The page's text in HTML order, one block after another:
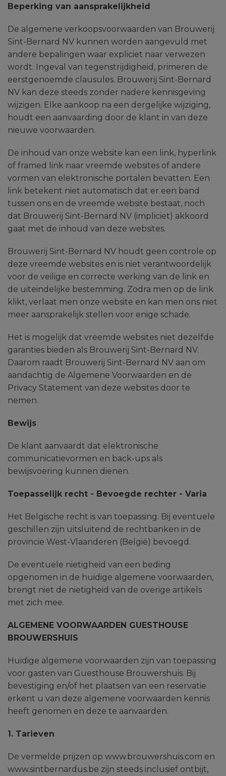
Beperking van aansprakelijkheid
De algemene verkoopsvoorwaarden van Brouwerij
Sint-Bernard NV kunnen worden aangevuld met
andere bepalingen waar expliciet naar verwezen
wordt. Ingeval van tegenstrijdigheid, primeren de
eerstgenoemde clausules. Brouwerij Sint-Bernard
NV kan deze steeds zonder nadere kennisgeving
wijzigen. Elke aankoop na een dergelijke wijziging,
houdt een aanvaarding door de klant in van deze
nieuwe voorwaarden.
De inhoud van onze website kan een link, hyperlink
of framed link naar vreemde websites of andere
vormen van elektronische portalen bevatten. Een
link betekent niet automatisch dat er een band
tussen ons en de vreemde website bestaat, noch
dat Brouwerij Sint-Bernard NV (impliciet) akkoord
gaat met de inhoud van deze websites.
Brouwerij Sint-Bernard NV houdt geen controle op
deze vreemde websites en is niet verantwoordelijk
voor de veilige en correcte werking van de link en
de uiteindelijke bestemming. Zodra men op de link
klikt, verlaat men onze website en kan men ons niet
meer aansprakelijk stellen voor enige schade.
Het is mogelijk dat vreemde websites niet dezelfde
garanties bieden als Brouwerij Sint-Bernard NV.
Daarom raadt Brouwerij Sint-Bernard NV aan om
aandachtig de Algemene Voorwaarden en de
Privacy Statement van deze websites door te
nemen.
Bewijs
De klant aanvaardt dat elektronische
communicatievormen en back-ups als
bewijsvoering kunnen dienen.
Toepasselijk recht - Bevoegde rechter - Varia
Het Belgische recht is van toepassing. Bij eventuele
geschillen zijn uitsluitend de rechtbanken in de
provincie West-Vlaanderen (België) bevoegd.
De eventuele nietigheid van een beding
opgenomen in de huidige algemene voorwaarden,
brengt niet de nietigheid van de overige artikels
met zich mee.
ALGEMENE VOORWAARDEN GUESTHOUSE
BROUWERSHUIS
Huidige algemene voorwaarden zijn van toepassing
voor gasten van Guesthouse Brouwershuis. Bij
bevestiging en/of het plaatsen van een reservatie
erkent u van deze algemene voorwaarden kennis
heeft genomen en deze te aanvaarden.
1. Tarieven
De vermelde prijzen op www.brouwershuis.com en
www.sintbernardus.be zijn steeds inclusief ontbijt,